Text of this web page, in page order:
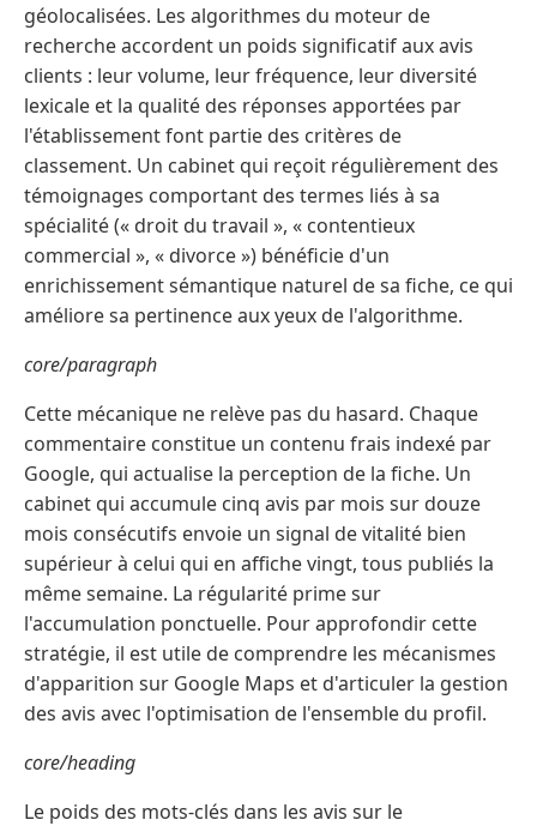
géolocalisées. Les algorithmes du moteur de
recherche accordent un poids significatif aux avis
clients : leur volume, leur fréquence, leur diversité
lexicale et la qualité des réponses apportées par
l'établissement font partie des critères de
classement. Un cabinet qui reçoit régulièrement des
témoignages comportant des termes liés à sa
spécialité (« droit du travail », « contentieux
commercial », « divorce ») bénéficie d'un
enrichissement sémantique naturel de sa fiche, ce qui
améliore sa pertinence aux yeux de l'algorithme.
core/paragraph
Cette mécanique ne relève pas du hasard. Chaque
commentaire constitue un contenu frais indexé par
Google, qui actualise la perception de la fiche. Un
cabinet qui accumule cinq avis par mois sur douze
mois consécutifs envoie un signal de vitalité bien
supérieur à celui qui en affiche vingt, tous publiés la
même semaine. La régularité prime sur
l'accumulation ponctuelle. Pour approfondir cette
stratégie, il est utile de comprendre les mécanismes
d'apparition sur Google Maps et d'articuler la gestion
des avis avec l'optimisation de l'ensemble du profil.
core/heading
Le poids des mots-clés dans les avis sur le